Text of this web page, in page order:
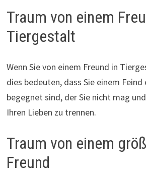
Traum von einem
Tiergestalt
Wenn Sie von einem Freund in
dies bedeuten, dass Sie einem
begegnet sind, der Sie nicht mag
Ihren Lieben zu trennen.
Traum von einem
Freund